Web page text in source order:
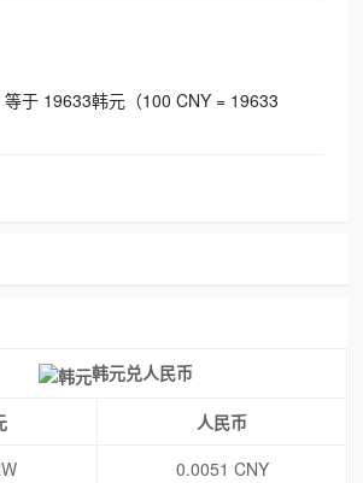
于 19633韩元（100 CNY = 19633
韩元兑人民币
人民币
0.0051 CNY